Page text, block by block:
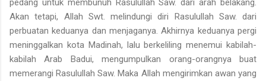
Akan tetapi, Allah Swt. melindungi diri Rasulullah Saw. dari
perbuatan keduanya dan menjaganya. Akhirnya keduanya pergi
meninggalkan kota Madinah, lalu berkeliling menemui kabilah-
kabilah Arab Badui, mengumpulkan orang-orangnya buat
memerangi Rasulullah Saw. Maka Allah mengirimkan awan yang